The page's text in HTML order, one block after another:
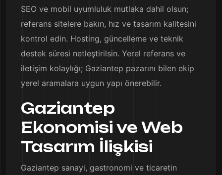
SEO ve mobil uyumluluk mutlaka dahil olsun;
referans sitelere bakın, hız ve tasarım kalitesini
kontrol edin. Hosting, güncelleme ve teknik
destek süresi netleştirilsin. Yerel referans ve
iletişim kolaylığı; Gaziantep pazarını bilen ekip
yerel aramalara uygun yapı önerebilir.
Gaziantep
Ekonomisi ve Web
Tasarım İlişkisi
Gaziantep sanayi, gastronomi ve ticaretin